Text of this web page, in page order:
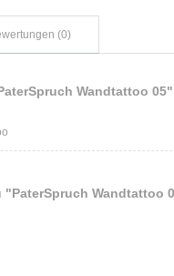
(0)
Wandtattoo 05"
"PaterSpruch Wandtattoo